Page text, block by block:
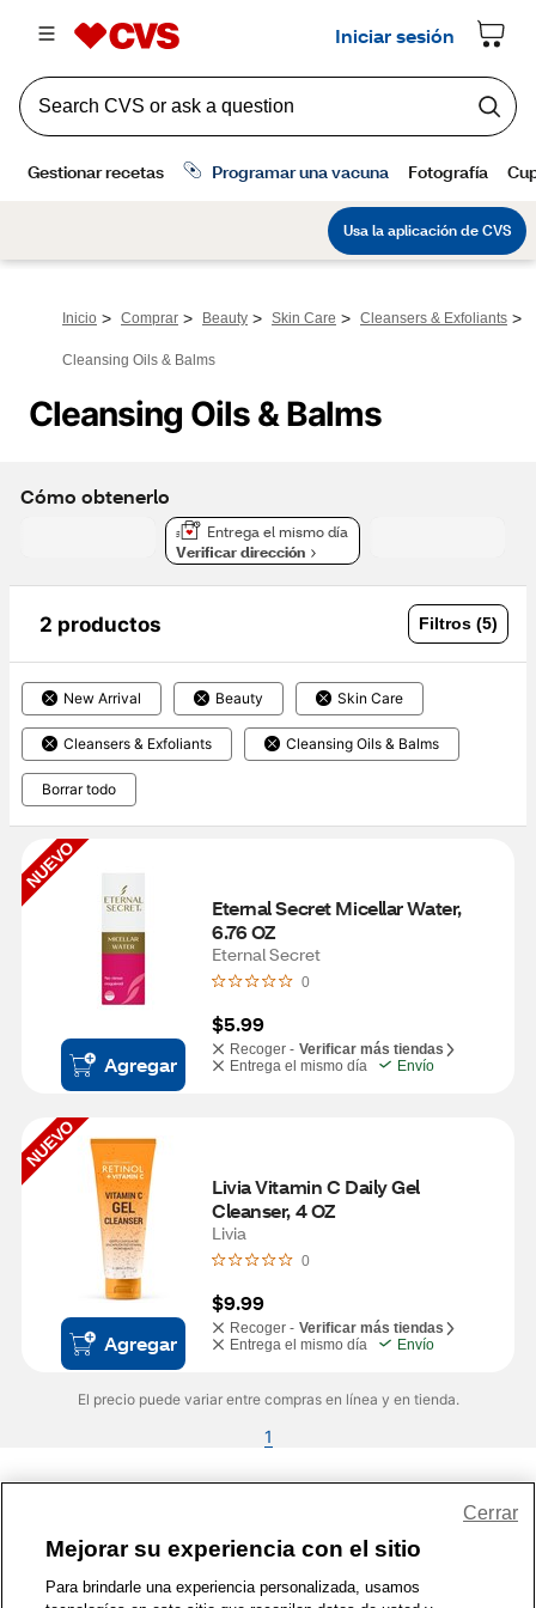
Inicio > Comprar > Beauty > Skin Care > Cleansers & Exfoliants >
Cleansing Oils & Balms
Cleansing Oils & Balms
Cómo obtenerlo
Entrega el mismo día
Verificar dirección
2 productos Filtros (5)
New Arrival Beauty Skin Care
Cleansers & Exfoliants Cleansing Oils & Balms
Borrar todo
NUEVO
Agregar
Eternal Secret Micellar Water,
6.76 OZ
Eternal Secret
0
$5.99
Recoger - Verificar más tiendas
Entrega el mismo día
Envío
NUEVO
Agregar
Livia Vitamin C Daily Gel
Cleanser, 4 OZ
Livia
0
$9.99
Recoger - Verificar más tiendas
Entrega el mismo día
Envío
El precio puede variar entre compras en línea y en tienda.
1
1-800-679-9691 | Contáctenos | Términos de Uso | Accesibilidad
Mejorar su experiencia con el sitio
Para brindarle una experiencia personalizada, usamos
Cerrar